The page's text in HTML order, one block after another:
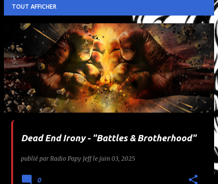
TOUT AFFICHER
r
c
Dead End Irony - "Battles & Brotherhood"
publié par Radio Papy Jeff le juin 03, 2025
0